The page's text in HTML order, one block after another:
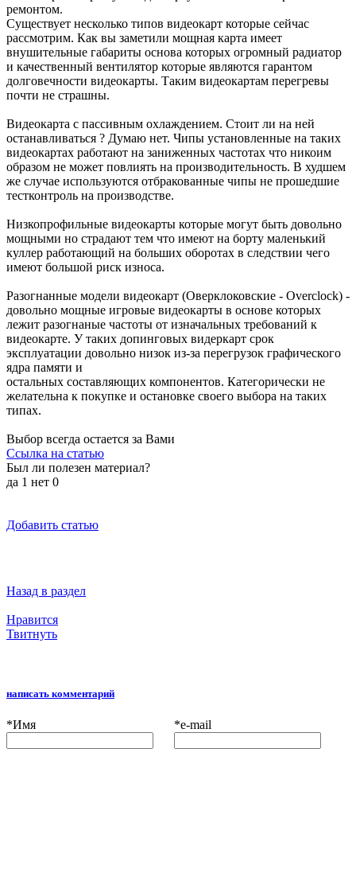
ремонтом.
Существует несколько типов видеокарт которые сейчас
рассмотрим. Как вы заметили мощная карта имеет
внушительные габариты основа которых огромный радиатор
и качественный вентилятор которые являются гарантом
долговечности видеокарты. Таким видеокартам перегревы
почти не страшны.
Видеокарта с пассивным охлаждением. Стоит ли на ней
останавливаться ? Думаю нет. Чипы установленные на таких
видеокартах работают на заниженных частотах что никоим
образом не может повлиять на производительность. В худшем
же случае используются отбракованные чипы не прошедшие
тестконтроль на производстве.
Низкопрофильные видеокарты которые могут быть довольно
мощными но страдают тем что имеют на борту маленький
куллер работающий на больших оборотах в следствии чего
имеют большой риск износа.
Разогнанные модели видеокарт (Оверклоковские - Overclock) -
довольно мощные игровые видеокарты в основе которых
лежит разогнаные частоты от изначальных требований к
видеокарте. У таких допинговых видеркарт срок
эксплуатации довольно низок из-за перегрузок графического
ядра памяти и
остальных составляющих компонентов. Категорически не
желательна к покупке и остановке своего выбора на таких
типах.
Выбор всегда остается за Вами
Ссылка на статью
Был ли полезен материал?
да 1 нет 0
Добавить статью
Назад в раздел
Нравится
Твитнуть
написать комментарий
*Имя *e-mail